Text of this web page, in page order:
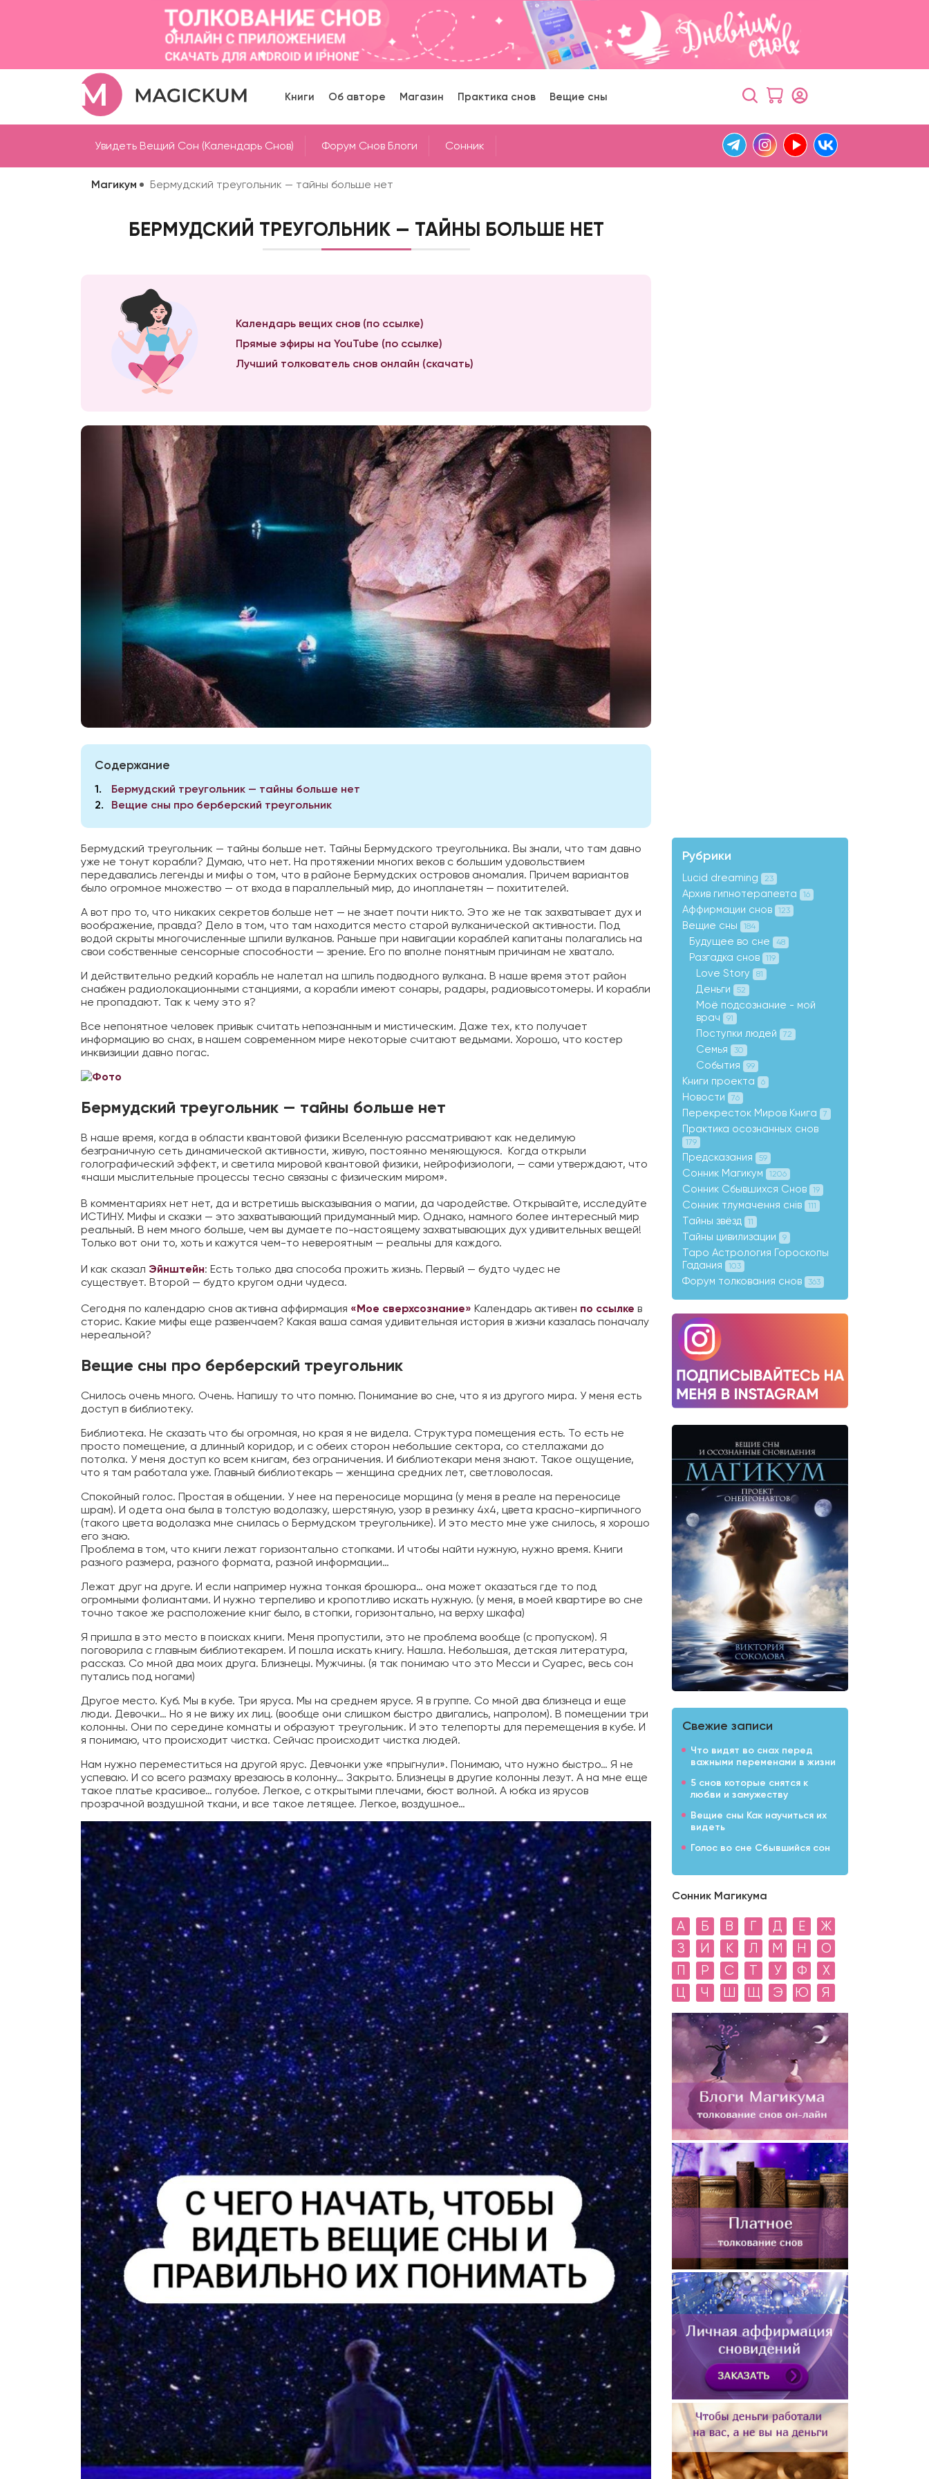
Книги Об авторе Магазин Практика снов Вещие сны
Увидеть Вещий Сон (Календарь Снов) Форум Снов Блоги Cонник
Магикум Бермудский треугольник — тайны больше нет
БЕРМУДСКИЙ ТРЕУГОЛЬНИК — ТАЙНЫ БОЛЬШЕ НЕТ
Календарь вещих снов (по ссылке)
Прямые эфиры на YouTube (по ссылке)
Лучший толкователь снов онлайн (скачать)
Содержание
1
Бермудский треугольник — тайны больше нет
2
Вещие сны про берберский треугольник
Бермудский треугольник — тайны больше нет. Тайны Бермудского треугольника. Вы знали, что там давно
уже не тонут корабли? Думаю, что нет. На протяжении многих веков с большим удовольствием
передавались легенды и мифы о том, что в районе Бермудских островов аномалия. Причем вариантов
было огромное множество — от входа в параллельный мир, до инопланетян — похитителей.
А вот про то, что никаких секретов больше нет — не знает почти никто. Это же не так захватывает дух и
воображение, правда? Дело в том, что там находится место старой вулканической активности. Под
водой скрыты многочисленные шпили вулканов. Раньше при навигации кораблей капитаны полагались на
свои собственные сенсорные способности — зрение. Его по вполне понятным причинам не хватало.
И действительно редкий корабль не налетал на шпиль подводного вулкана. В наше время этот район
снабжен радиолокационными станциями, а корабли имеют сонары, радары, радиовысотомеры. И корабли
не пропадают. Так к чему это я?
Все непонятное человек привык считать непознанным и мистическим. Даже тех, кто получает
информацию во снах, в нашем современном мире некоторые считают ведьмами. Хорошо, что костер
инквизиции давно погас.
Бермудский треугольник — тайны больше нет
В наше время, когда в области квантовой физики Вселенную рассматривают как неделимую
безграничную сеть динамической активности, живую, постоянно меняющуюся. Когда открыли
голографический эффект, и светила мировой квантовой физики, нейрофизиологи, — сами утверждают, что
«наши мыслительные процессы тесно связаны с физическим миром».
В комментариях нет нет, да и встретишь высказывания о магии, да чародействе. Открывайте, исследуйте
ИСТИНУ. Мифы и сказки — это захватывающий придуманный мир. Однако, намного более интересный мир
реальный. В нем много больше, чем вы думаете по-настоящему захватывающих дух удивительных вещей!
Только вот они то, хоть и кажутся чем-то невероятным — реальны для каждого.
И как сказал Эйнштейн: Есть только два способа прожить жизнь. Первый — будто чудес не
существует. Второй — будто кругом одни чудеса.
Сегодня по календарю снов активна аффирмация «Мое сверхсознание» Календарь активен по ссылке в
сторис. Какие мифы еще развенчаем? Какая ваша самая удивительная история в жизни казалась поначалу
нереальной?
Вещие сны про берберский треугольник
Снилось очень много. Очень. Напишу то что помню. Понимание во сне, что я из другого мира. У меня есть
доступ в библиотеку.
Библиотека. Не сказать что бы огромная, но края я не видела. Структура помещения есть. То есть не
просто помещение, а длинный коридор, и с обеих сторон небольшие сектора, со стеллажами до
потолка. У меня доступ ко всем книгам, без ограничения. И библиотекари меня знают. Такое ощущение,
что я там работала уже. Главный библиотекарь — женщина средних лет, светловолосая.
Спокойный голос. Простая в общении. У нее на переносице морщина (у меня в реале на переносице
шрам). И одета она была в толстую водолазку, шерстяную, узор в резинку 4х4, цвета красно-кирпичного
(такого цвета водолазка мне снилась о Бермудском треугольнике). И это место мне уже снилось, я хорошо
его знаю.
Проблема в том, что книги лежат горизонтально стопками. И чтобы найти нужную, нужно время. Книги
разного размера, разного формата, разной информации…
Лежат друг на друге. И если например нужна тонкая брошюра… она может оказаться где то под
огромными фолиантами. И нужно терпеливо и кропотливо искать нужную. (у меня, в моей квартире во сне
точно такое же расположение книг было, в стопки, горизонтально, на верху шкафа)
Я пришла в это место в поисках книги. Меня пропустили, это не проблема вообще (с пропуском). Я
поговорила с главным библиотекарем. И пошла искать книгу. Нашла. Небольшая, детская литература,
рассказ. Со мной два моих друга. Близнецы. Мужчины. (я так понимаю что это Месси и Суарес, весь сон
путались под ногами)
Другое место. Куб. Мы в кубе. Три яруса. Мы на среднем ярусе. Я в группе. Со мной два близнеца и еще
люди. Девочки… Но я не вижу их лиц. (вообще они слишком быстро двигались, напролом). В помещении три
колонны. Они по середине комнаты и образуют треугольник. И это телепорты для перемещения в кубе. И
я понимаю, что происходит чистка. Сейчас происходит чистка людей.
Нам нужно переместиться на другой ярус. Девчонки уже «прыгнули». Понимаю, что нужно быстро… Я не
успеваю. И со всего размаху врезаюсь в колонну… Закрыто. Близнецы в другие колонны лезут. А на мне еще
такое платье красивое… голубое. Легкое, с открытыми плечами, бюст волной. А юбка из ярусов
прозрачной воздушной ткани, и все такое летящее. Легкое, воздушное…
Рубрики
Lucid dreaming 23
Архив гипнотерапевта 16
Аффирмации снов 123
Вещие сны 184
Будущее во сне 48
Разгадка снов 119
Love Story 81
Деньги 52
Моё подсознание - мой
врач
91
Поступки людей 72
Семья 30
События 99
Книги проекта 6
Новости 76
Перекресток Миров Книга 7
Практика осознанных снов
179
Предсказания 59
Сонник Магикум 1206
Сонник Сбывшихся Снов 19
Сонник тлумачення снів 111
Тайны звёзд 11
Тайны цивилизации 9
Таро Астрология Гороскопы
Гадания
103
Форум толкования снов 363
Свежие записи
Что видят во снах перед
важными переменами в жизни
5 снов которые снятся к
любви и замужеству
Вещие сны Как научиться их
видеть
Голос во сне Сбывшийся сон
Сонник Магикума
А Б В Г Д Е
Ж
З
И К Л М Н
О
П
Р С Т У Ф
Х
Ц
Ч Ш Щ Э Ю Я